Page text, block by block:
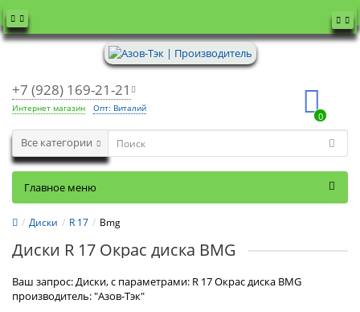
+7 (928) 169-21-21
Интернет магазин Опт: Виталий
0
Все категории
Главное меню
Диски R 17 Bmg
Диски R 17 Окрас диска BMG
Ваш запрос: Диски, с параметрами: R 17 Окрас диска BMG
производитель: "Азов-Тэк"